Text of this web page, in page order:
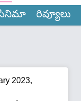
రివ్యూలు
2023,